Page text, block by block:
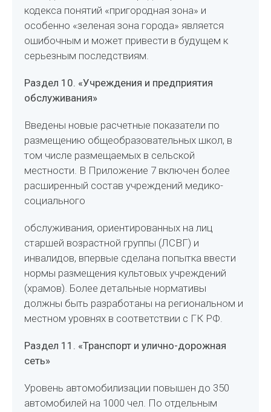
кодекса понятий «пригородная зона» и
особенно «зеленая зона города» является
ошибочным и может привести в будущем к
серьезным последствиям.
Раздел 10. «Учреждения и предприятия
обслуживания»
Введены новые расчетные показатели по
размещению общеобразовательных школ, в
том числе размещаемых в сельской
местности. В Приложение 7 включен более
расширенный состав учреждений медико-
социального
обслуживания, ориентированных на лиц
старшей возрастной группы (ЛСВГ) и
инвалидов, впервые сделана попытка ввести
нормы размещения культовых учреждений
(храмов). Более детальные нормативы
должны быть разработаны на региональном и
местном уровнях в соответствии с ГК РФ.
Раздел 11. «Транспорт и улично-дорожная
сеть»
Уровень автомобилизации повышен до 350
автомобилей на 1000 чел. По отдельным